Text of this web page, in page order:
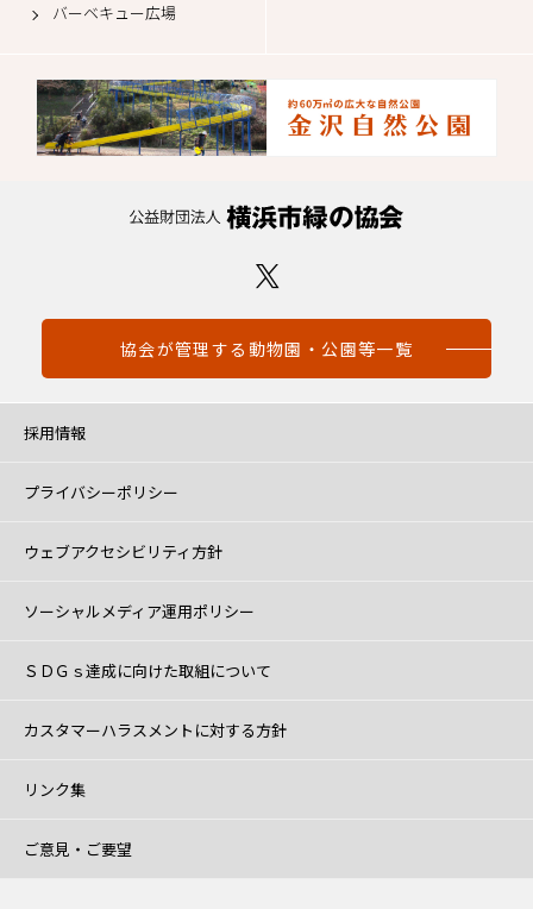
バーベキュー広場
協会が管理する動物園・公園等一覧
採用情報
プライバシーポリシー
ウェブアクセシビリティ方針
ソーシャルメディア運用ポリシー
ＳＤＧｓ達成に向けた取組について
カスタマーハラスメントに対する方針
リンク集
ご意見・ご要望